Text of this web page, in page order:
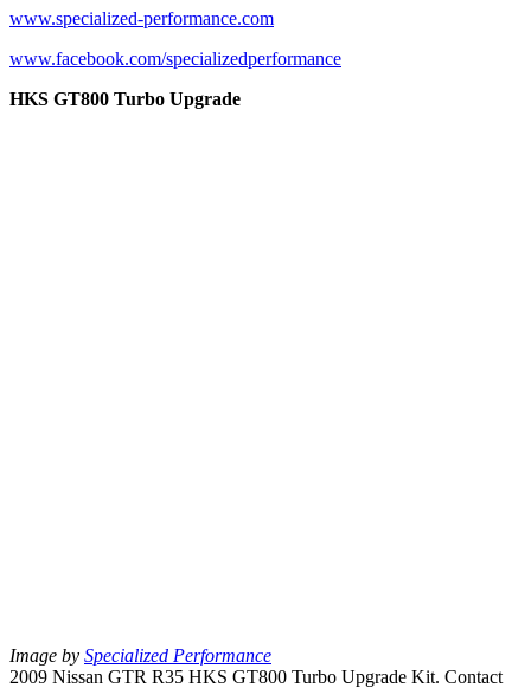
www.specialized-performance.com
www.facebook.com/specializedperformance
HKS GT800 Turbo Upgrade
Image by Specialized Performance
2009 Nissan GTR R35 HKS GT800 Turbo Upgrade Kit. Contact